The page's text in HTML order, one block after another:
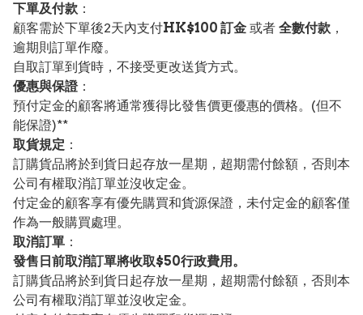
下單及付款 ：
顧客需於下單後2天內支付HK$100 訂金 或者 全數付款 ，
逾期則訂單作廢。
自取訂單到貨時，不接受更改送貨方式。
優惠與保證：
預付定金的顧客將通常獲得比發售價更優惠的價格。(但不
能保證)**
取貨規定 ：
訂購貨品將於到貨日起存放一星期，超期需付餘額，否則本
公司有權取消訂單並沒收定金。
付定金的顧客享有優先購買和貨源保證，未付定金的顧客僅
作為一般購買處理。
取消訂單 ：
發售日前取消訂單將收取$50行政費用。
訂購貨品將於到貨日起存放一星期，超期需付餘額，否則本
公司有權取消訂單並沒收定金。